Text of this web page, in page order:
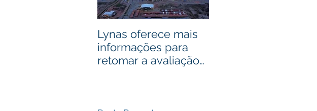
Lynas oferece mais
informações para
retomar a avaliação